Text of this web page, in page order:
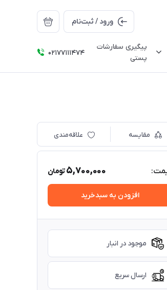
ورود / ثبت‌نام
پیگیری سفارشات
پستی
02177111474
مقایسه علاقه‌مندی
5,700,000تومان
افزودن به سبدخرید
موجود در انبار
ارسال سریع